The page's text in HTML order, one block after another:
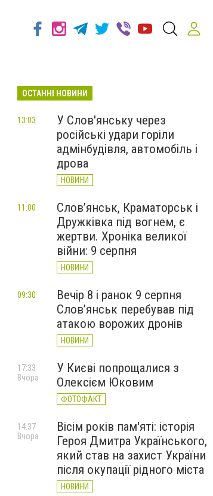
ОСТАННІ НОВИНИ
У Слов'янську через
російські удари горіли
адмінбудівля, автомобіль і
дрова
НОВИНИ
13:03
Слов’янськ, Краматорськ і
Дружківка під вогнем, є
жертви. Хроніка великої
війни: 9 серпня
НОВИНИ
11:00
Вечір 8 і ранок 9 серпня
Слов’янськ перебував під
атакою ворожих дронів
НОВИНИ
09:30
У Києві попрощалися з
Олексієм Юковим
ФОТОФАКТ
17:33
Вчора
Вісім років пам'яті: історія
Героя Дмитра Українського,
який став на захист України
після окупації рідного міста
НОВИНИ
14:37
Вчора